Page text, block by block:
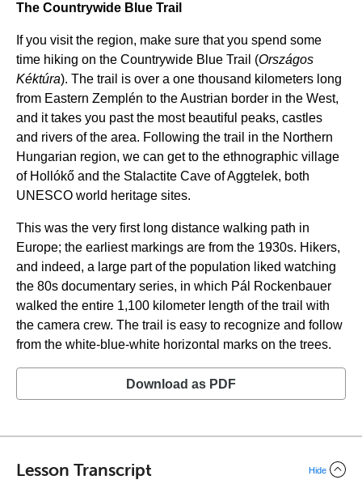
The Countrywide Blue Trail
If you visit the region, make sure that you spend some
time hiking on the Countrywide Blue Trail (Országos
Kéktúra). The trail is over a one thousand kilometers long
from Eastern Zemplén to the Austrian border in the West,
and it takes you past the most beautiful peaks, castles
and rivers of the area. Following the trail in the Northern
Hungarian region, we can get to the ethnographic village
of Hollókő and the Stalactite Cave of Aggtelek, both
UNESCO world heritage sites.
This was the very first long distance walking path in
Europe; the earliest markings are from the 1930s. Hikers,
and indeed, a large part of the population liked watching
the 80s documentary series, in which Pál Rockenbauer
walked the entire 1,100 kilometer length of the trail with
the camera crew. The trail is easy to recognize and follow
from the white-blue-white horizontal marks on the trees.
Download as PDF
Lesson Transcript Hide